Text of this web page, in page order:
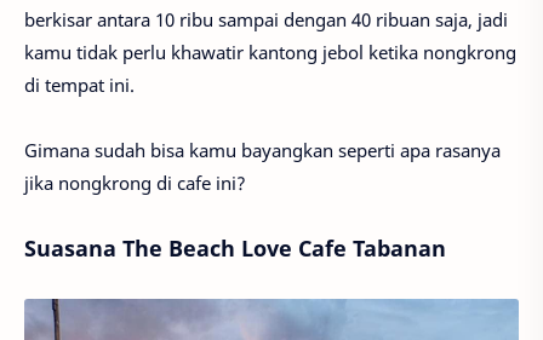
berkisar antara 10 ribu sampai dengan 40 ribuan saja, jadi
kamu tidak perlu khawatir kantong jebol ketika nongkrong
di tempat ini.
Gimana sudah bisa kamu bayangkan seperti apa rasanya
jika nongkrong di cafe ini?
Suasana The Beach Love Cafe Tabanan